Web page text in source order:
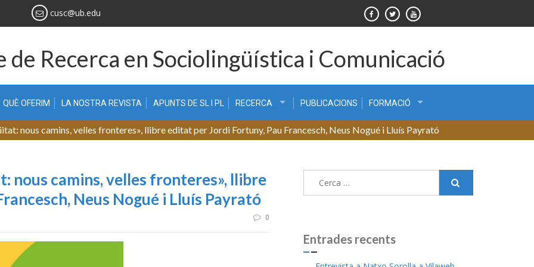
cusc@ub.edu
de Recerca en Sociolingüística i Comunicació
QUÈ OFERIM LA NOSTRA REVISTA APUNTS DE SL I PL RECERCA PUBLICACIONS FORMACIÓ
nous camins, velles fronteres», llibre editat per Jordi Fortuny, Pau Francesch, Neus Nogué i Lluís Payrató
nous camins, velles fronteres», llibre
Neus Nogué i Lluís Payrató
0
Entrades recents